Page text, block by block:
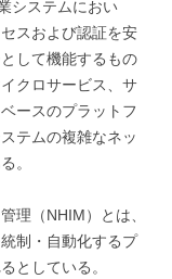
システムにおい
スおよび認証を安
して機能するもの
クロサービス、サ
ースのプラットフ
テムの複雑なネッ
。
理（NHIM）とは、
制・自動化するプ
としている。